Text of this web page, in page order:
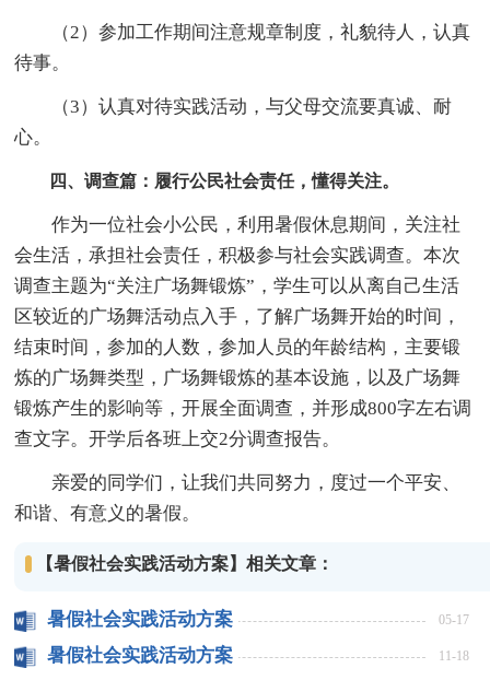
（2）参加工作期间注意规章制度，礼貌待人，认真
待事。
（3）认真对待实践活动，与父母交流要真诚、耐
心。
四、调查篇：履行公民社会责任，懂得关注。
作为一位社会小公民，利用暑假休息期间，关注社
会生活，承担社会责任，积极参与社会实践调查。本次
调查主题为“关注广场舞锻炼”，学生可以从离自己生活
区较近的广场舞活动点入手，了解广场舞开始的时间，
结束时间，参加的人数，参加人员的年龄结构，主要锻
炼的广场舞类型，广场舞锻炼的基本设施，以及广场舞
锻炼产生的影响等，开展全面调查，并形成800字左右调
查文字。开学后各班上交2分调查报告。
亲爱的同学们，让我们共同努力，度过一个平安、
和谐、有意义的暑假。
【暑假社会实践活动方案】相关文章：
暑假社会实践活动方案 05-17
暑假社会实践活动方案 11-18